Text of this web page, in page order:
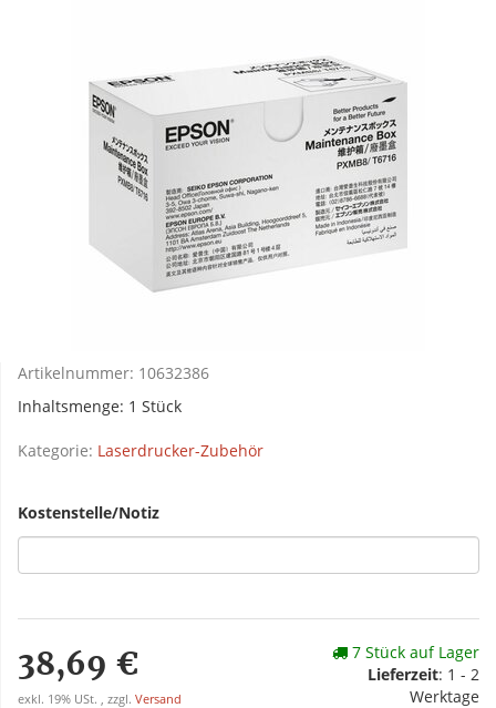
Artikelnummer: 10632386
Inhaltsmenge: 1 Stück
Kategorie: Laserdrucker-Zubehör
Kostenstelle/Notiz
38,69 €
exkl. 19% USt. , zzgl. Versand
7 Stück auf Lager
Lieferzeit: 1 - 2
Werktage